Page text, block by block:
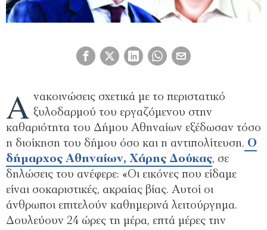
Α νακοινώσεις σχετικά με το περιστατικό
ξυλοδαρμού του εργαζόμενου στην
καθαριότητα του Δήμου Αθηναίων εξέδωσαν τόσο
η διοίκηση του δήμου όσο και η αντιπολίτευση. Ο
δήμαρχος Αθηναίων, Χάρης Δούκας, σε
δηλώσεις του ανέφερε: «Οι εικόνες που είδαμε
είναι σοκαριστικές, ακραίας βίας. Αυτοί οι
άνθρωποι επιτελούν καθημερινά λειτούργημα.
Δουλεύουν 24 ώρες τη μέρα, επτά μέρες την